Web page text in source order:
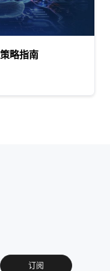
略指南
订阅